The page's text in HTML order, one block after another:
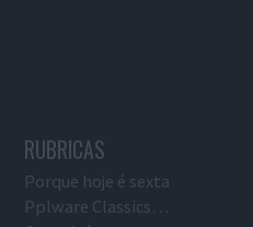
RUBRICAS
Porque hoje é sexta
Pplware Classics…